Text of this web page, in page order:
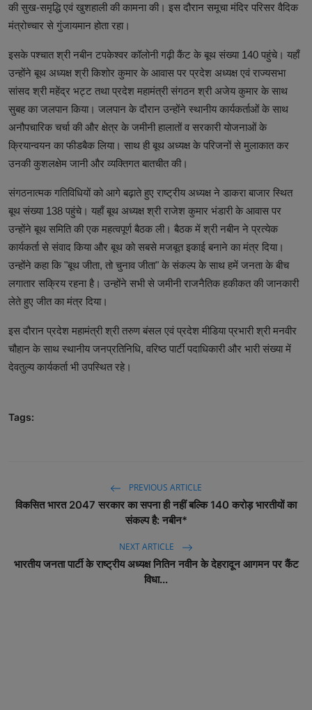
की सुख-समृद्धि एवं खुशहाली की कामना की। इस दौरान समूचा मंदिर परिसर वैदिक
मंत्रोच्चार से गुंजायमान होता रहा।
इसके पश्चात श्री नबीन टपकेश्वर कॉलोनी गढ़ी कैंट के बूथ संख्या 140 पहुंचे। यहाँ
उन्होंने बूथ अध्यक्ष श्री किशोर कुमार के आवास पर प्रदेश अध्यक्ष एवं राज्यसभा
सांसद श्री महेंद्र भट्ट तथा प्रदेश महामंत्री संगठन श्री अजेय कुमार के साथ
सुबह का जलपान किया। जलपान के दौरान उन्होंने स्थानीय कार्यकर्ताओं के साथ
अनौपचारिक चर्चा की और क्षेत्र के जमीनी हालातों व सरकारी योजनाओं के
क्रियान्वयन का फीडबैक लिया। साथ ही बूथ अध्यक्ष के परिजनों से मुलाकात कर
उनकी कुशलक्षेम जानी और व्यक्तिगत बातचीत की।
संगठनात्मक गतिविधियों को आगे बढ़ाते हुए राष्ट्रीय अध्यक्ष ने डाकरा बाजार स्थित
बूथ संख्या 138 पहुंचे। यहाँ बूथ अध्यक्ष श्री राजेश कुमार भंडारी के आवास पर
उन्होंने बूथ समिति की एक महत्वपूर्ण बैठक ली। बैठक में श्री नबीन ने प्रत्येक
कार्यकर्ता से संवाद किया और बूथ को सबसे मजबूत इकाई बनाने का मंत्र दिया।
उन्होंने कहा कि "बूथ जीता, तो चुनाव जीता" के संकल्प के साथ हमें जनता के बीच
लगातार सक्रिय रहना है। उन्होंने सभी से जमीनी राजनैतिक हकीकत की जानकारी
लेते हुए जीत का मंत्र दिया।
इस दौरान प्रदेश महामंत्री श्री तरुण बंसल एवं प्रदेश मीडिया प्रभारी श्री मनवीर
चौहान के साथ स्थानीय जनप्रतिनिधि, वरिष्ठ पार्टी पदाधिकारी और भारी संख्या में
देवतुल्य कार्यकर्ता भी उपस्थित रहे।
Tags:
PREVIOUS ARTICLE
विकसित भारत 2047 सरकार का सपना ही नहीं बल्कि 140 करोड़ भारतीयों का
संकल्प है: नबीन*
NEXT ARTICLE
भारतीय जनता पार्टी के राष्ट्रीय अध्यक्ष नितिन नवीन के देहरादून आगमन पर कैंट
विधा...